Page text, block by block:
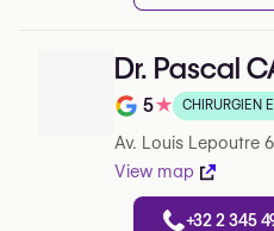
Dr. Pascal
Note de 5 sur 5
5★ CHIRURGIEN
Av. Louis Lepoutre
View map
+32 2 345